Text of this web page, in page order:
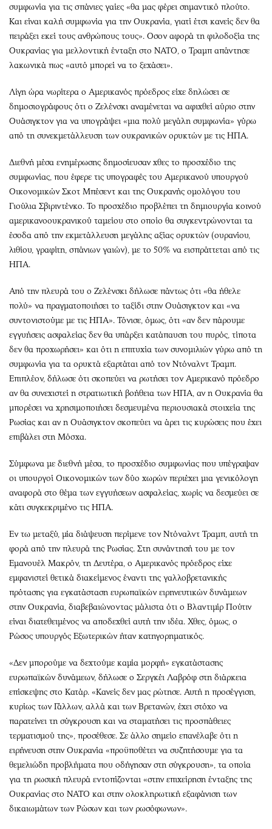
συμφωνία για τις σπάνιες γαίες «θα μας φέρει σημαντικό πλούτο.
Και είναι καλή συμφωνία για την Ουκρανία, γιατί έτσι κανείς δεν θα
πειράξει εκεί τους ανθρώπους τους». Οσον αφορά τη φιλοδοξία της
Ουκρανίας για μελλοντική ένταξη στο ΝΑΤΟ, ο Τραμπ απάντησε
λακωνικά πως «αυτό μπορεί να το ξεχάσει».
Λίγη ώρα νωρίτερα ο Αμερικανός πρόεδρος είχε δηλώσει σε
δημοσιογράφους ότι ο Ζελένσκι αναμένεται να αφιχθεί αύριο στην
Ουάσιγκτον για να υπογράψει «μια πολύ μεγάλη συμφωνία» γύρω
από τη συνεκμετάλλευση των ουκρανικών ορυκτών με τις ΗΠΑ.
Διεθνή μέσα ενημέρωσης δημοσίευσαν χθες το προσχέδιο της
συμφωνίας, που έφερε τις υπογραφές του Αμερικανού υπουργού
Οικονομικών Σκοτ Μπέσεντ και της Ουκρανής ομολόγου του
Γιούλια Σβιριντένκο. Το προσχέδιο προβλέπει τη δημιουργία κοινού
αμερικανοουκρανικού ταμείου στο οποίο θα συγκεντρώνονται τα
έσοδα από την εκμετάλλευση μεγάλης αξίας ορυκτών (ουρανίου,
λιθίου, γραφίτη, σπάνιων γαιών), με το 50% να εισπράττεται από τις
ΗΠΑ.
Από την πλευρά του ο Ζελένσκι δήλωσε πάντως ότι «θα ήθελε
πολύ» να πραγματοποιήσει το ταξίδι στην Ουάσιγκτον και «να
συντονιστούμε με τις ΗΠΑ». Τόνισε, όμως, ότι «αν δεν πάρουμε
εγγυήσεις ασφαλείας δεν θα υπάρξει κατάπαυση του πυρός, τίποτα
δεν θα προχωρήσει» και ότι η επιτυχία των συνομιλιών γύρω από τη
συμφωνία για τα ορυκτά εξαρτάται από τον Ντόναλντ Τραμπ.
Επιπλέον, δήλωσε ότι σκοπεύει να ρωτήσει τον Αμερικανό πρόεδρο
αν θα συνεχιστεί η στρατιωτική βοήθεια των ΗΠΑ, αν η Ουκρανία θα
μπορέσει να χρησιμοποιήσει δεσμευμένα περιουσιακά στοιχεία της
Ρωσίας και αν η Ουάσιγκτον σκοπεύει να άρει τις κυρώσεις που έχει
επιβάλει στη Μόσχα.
Σύμφωνα με διεθνή μέσα, το προσχέδιο συμφωνίας που υπέγραψαν
οι υπουργοί Οικονομικών των δύο χωρών περιέχει μια γενικόλογη
αναφορά στο θέμα των εγγυήσεων ασφαλείας, χωρίς να δεσμεύει σε
κάτι συγκεκριμένο τις ΗΠΑ.
Εν τω μεταξύ, μία διάψευση περίμενε τον Ντόναλντ Τραμπ, αυτή τη
φορά από την πλευρά της Ρωσίας. Στη συνάντησή του με τον
Εμανουέλ Μακρόν, τη Δευτέρα, ο Αμερικανός πρόεδρος είχε
εμφανιστεί θετικά διακείμενος έναντι της γαλλοβρετανικής
πρότασης για εγκατάσταση ευρωπαϊκών ειρηνευτικών δυνάμεων
στην Ουκρανία, διαβεβαιώνοντας μάλιστα ότι ο Βλαντιμίρ Πούτιν
είναι διατεθειμένος να αποδεχθεί αυτή την ιδέα. Χθες, όμως, ο
Ρώσος υπουργός Εξωτερικών ήταν κατηγορηματικός.
«Δεν μπορούμε να δεχτούμε καμία μορφή» εγκατάστασης
ευρωπαϊκών δυνάμεων, δήλωσε ο Σεργκέι Λαβρόφ στη διάρκεια
επίσκεψης στο Κατάρ. «Κανείς δεν μας ρώτησε. Αυτή η προσέγγιση,
κυρίως των Γάλλων, αλλά και των Βρετανών, έχει στόχο να
παρατείνει τη σύγκρουση και να σταματήσει τις προσπάθειες
τερματισμού της», προσέθεσε. Σε άλλο σημείο επανέλαβε ότι η
ειρήνευση στην Ουκρανία «προϋποθέτει να συζητήσουμε για τα
θεμελιώδη προβλήματα που οδήγησαν στη σύγκρουση», τα οποία
για τη ρωσική πλευρά εντοπίζονται «στην επιχείρηση ένταξης της
Ουκρανίας στο ΝΑΤΟ και στην ολοκληρωτική εξαφάνιση των
δικαιωμάτων των Ρώσων και των ρωσόφωνων».